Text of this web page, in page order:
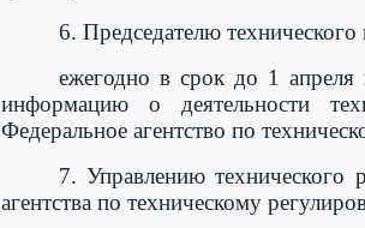
6. Председателю
ежегодно в срок до 1 апреля
информацию о деятельности
Федеральное агентство по
7. Управлению технического
агентства по техническому